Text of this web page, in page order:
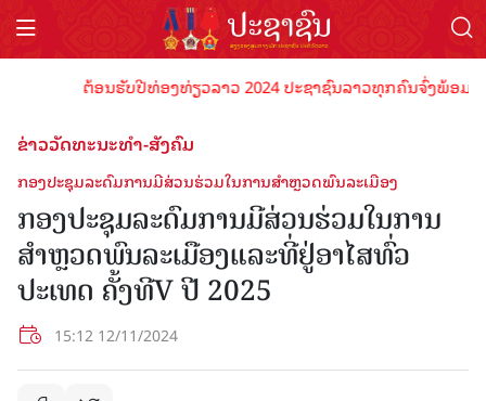
ຕ້ອນຮັບປີທ່ອງທ່ຽວລາວ 2024 ປະຊາຊົນລາວທຸກຄົນຈົ່ງພ້ອມເປັ
ຂ່າວວັດທະນະທຳ-ສັງຄົມ
ກອງປະຊຸມລະດົມການມີສ່ວນຮ່ວມໃນການສໍາຫຼວດພົນລະເມືອງ
ກອງປະຊຸມລະດົມການມີສ່ວນຮ່ວມໃນການ
ສໍາຫຼວດພົນລະເມືອງແລະທີ່ຢູ່ອາໄສທົ່ວ
ປະເທດ ຄັ້ງທີV ປີ 2025
15:12 12/11/2024